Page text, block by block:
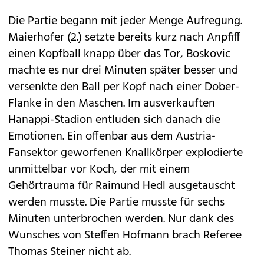
Die Partie begann mit jeder Menge Aufregung.
Maierhofer (2.) setzte bereits kurz nach Anpfiff
einen Kopfball knapp über das Tor, Boskovic
machte es nur drei Minuten später besser und
versenkte den Ball per Kopf nach einer Dober-
Flanke in den Maschen. Im ausverkauften
Hanappi-Stadion entluden sich danach die
Emotionen. Ein offenbar aus dem Austria-
Fansektor geworfenen Knallkörper explodierte
unmittelbar vor Koch, der mit einem
Gehörtrauma für Raimund Hedl ausgetauscht
werden musste. Die Partie musste für sechs
Minuten unterbrochen werden. Nur dank des
Wunsches von Steffen Hofmann brach Referee
Thomas Steiner nicht ab.